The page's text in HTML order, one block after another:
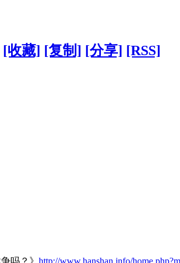
[收藏] [复制] [分享] [RSS]
吗？》 http://www.hanshan.info/